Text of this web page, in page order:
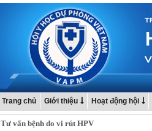
Trang chủ Giới thiệu Hoạt động hội
Tư vấn bệnh do vi rút HPV